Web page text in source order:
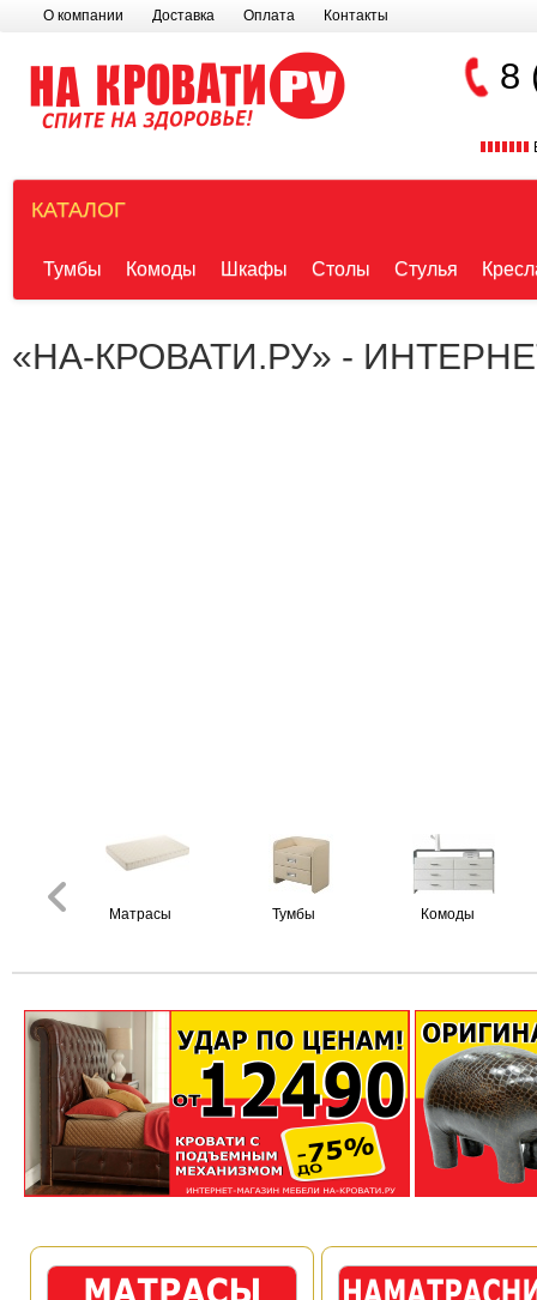
О компании Доставка Оплата Контакты
8
КАТАЛОГ
Тумбы Комоды Шкафы Столы Стулья
«НА-КРОВАТИ.РУ» -
Матрасы Тумбы Комоды